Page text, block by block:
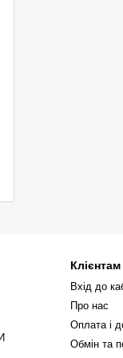
Клієнтам
Вхід до
Про нас
Оплата і
Обмін та